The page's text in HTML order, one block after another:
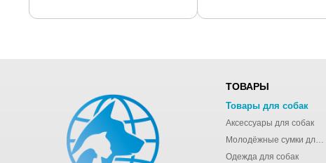
ТОВАРЫ
Товары для собак
Аксессуары для собак
Молодёжные сумки для девушек
Одежда для собак